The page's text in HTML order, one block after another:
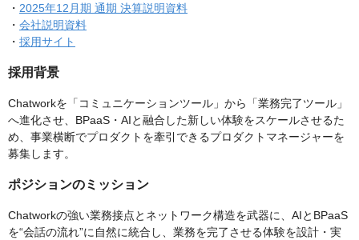
・ 2025年12月期 通期 決算説明資料
・ 会社説明資料
・ 採用サイト
採用背景
Chatworkを「コミュニケーションツール」から「業務完了ツール」
へ進化させ、BPaaS・AIと融合した新しい体験をスケールさせるた
め、事業横断でプロダクトを牽引できるプロダクトマネージャーを
募集します。
ポジションのミッション
Chatworkの強い業務接点とネットワーク構造を武器に、AIとBPaaS
を“会話の流れ”に自然に統合し、業務を完了させる体験を設計・実